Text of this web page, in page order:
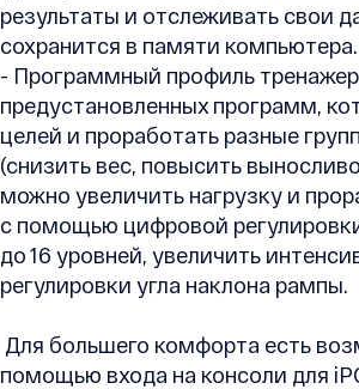
результаты и отслеживать свои
сохранится в памяти компьютера.
- Программный профиль
предустановленных программ,
целей и проработать разные
(снизить вес, повысить
можно увеличить нагрузку и
с помощью цифровой
до 16 уровней, увеличить
регулировки угла наклона рампы.
Для большего комфорта есть
помощью входа на консоли для